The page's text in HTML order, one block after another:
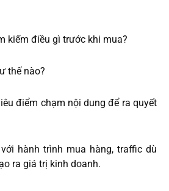
kiếm điều gì trước khi mua?
thế nào?
điểm chạm nội dung để ra quyết
với hành trình mua hàng, traffic dù
ra giá trị kinh doanh.